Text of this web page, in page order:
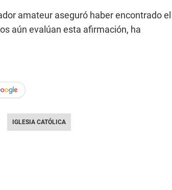
amateur aseguró haber encontrado el
aún evalúan esta afirmación, ha
IGLESIA CATÓLICA